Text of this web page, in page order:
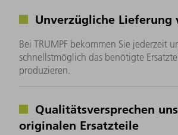
Unverzügliche
Bei TRUMPF bekommen Sie jederzeit
schnellstmöglich das benötigte
produzieren.
Qualitätsversprechen
originalen Ersatzteile